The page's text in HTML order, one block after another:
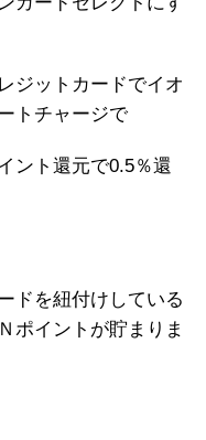
ジットカードでイオ
トチャージで
ント還元で0.5％還
ドを紐付けしている
ポイントが貯まりま